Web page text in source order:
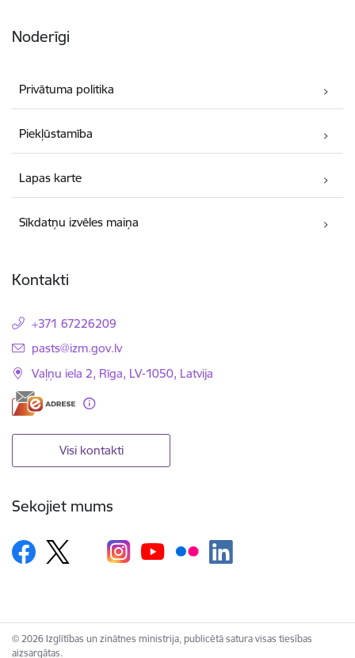
Noderīgi
Privātuma politika
Piekļūstamība
Lapas karte
Sīkdatņu izvēles maiņa
Kontakti
+371 67226209
E-pasts:
pasts@izm.gov.lv
Vaļņu iela 2, Rīga, LV-1050, Latvija
Visi kontakti
Sekojiet mums
© 2026 Izglītības un zinātnes ministrija, publicētā satura visas tiesības
aizsargātas.